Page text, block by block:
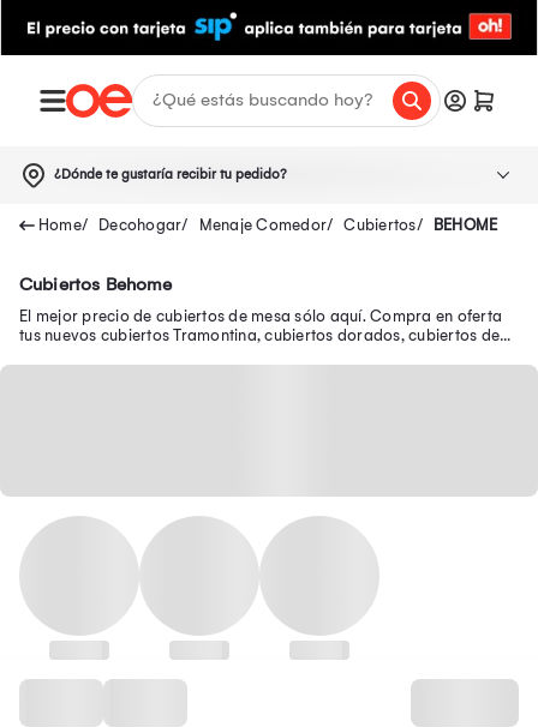
¿Dónde te gustaría recibir tu pedido?
Decohogar Menaje Comedor Cubiertos BEHOME
Cubiertos Behome
El mejor precio de cubiertos de mesa sólo aquí. Compra en oferta
tus nuevos cubiertos Tramontina, cubiertos dorados, cubiertos de